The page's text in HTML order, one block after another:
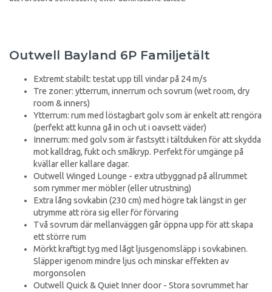
Outwell Bayland 6P Familjetält
Extremt stabilt: testat upp till vindar på 24 m/s
Tre zoner: ytterrum, innerrum och sovrum (wet room, dry
room & inners)
Ytterrum: rum med löstagbart golv som är enkelt att rengöra
(perfekt att kunna gå in och ut i oavsett väder)
Innerrum: med golv som är fastsytt i tältduken för att skydda
mot kalldrag, fukt och småkryp. Perfekt för umgänge på
kvällar eller kallare dagar.
Outwell Winged Lounge - extra utbyggnad på allrummet
som rymmer mer möbler (eller utrustning)
Extra lång sovkabin (230 cm) med högre tak längst in ger
utrymme att röra sig eller för förvaring
Två sovrum där mellanväggen går öppna upp för att skapa
ett större rum
Mörkt kraftigt tyg med lågt ljusgenomsläpp i sovkabinen.
Släpper igenom mindre ljus och minskar effekten av
morgonsolen
Outwell Quick & Quiet Inner door - Stora sovrummet har